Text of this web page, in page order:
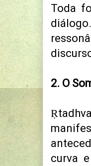
Toda
2. O
curva